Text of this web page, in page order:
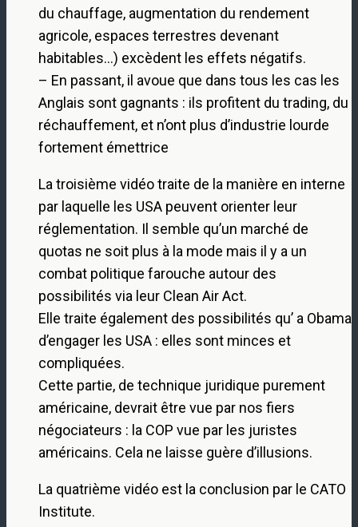
du chauffage, augmentation du rendement
agricole, espaces terrestres devenant
habitables…) excèdent les effets négatifs.
– En passant, il avoue que dans tous les cas les
Anglais sont gagnants : ils profitent du trading, du
réchauffement, et n’ont plus d’industrie lourde
fortement émettrice
La troisième vidéo traite de la manière en interne
par laquelle les USA peuvent orienter leur
réglementation. Il semble qu’un marché de
quotas ne soit plus à la mode mais il y a un
combat politique farouche autour des
possibilités via leur Clean Air Act.
Elle traite également des possibilités qu’ a Obama
d’engager les USA : elles sont minces et
compliquées.
Cette partie, de technique juridique purement
américaine, devrait être vue par nos fiers
négociateurs : la COP vue par les juristes
américains. Cela ne laisse guère d’illusions.
La quatrième vidéo est la conclusion par le CATO
Institute.